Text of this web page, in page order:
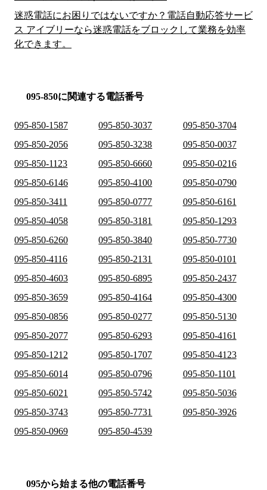
迷惑電話にお困りではないですか？電話自動応答サービ
ス アイブリーなら迷惑電話をブロックして業務を効率
化できます。
095-850に関連する電話番号
095-850-1587 095-850-3037
095-850-3704
095-850-2056
095-850-3238
095-850-0037
095-850-1123
095-850-6660
095-850-0216
095-850-6146
095-850-4100
095-850-0790
095-850-3411
095-850-0777
095-850-6161
095-850-4058
095-850-3181
095-850-1293
095-850-6260
095-850-3840
095-850-7730
095-850-4116
095-850-2131
095-850-0101
095-850-4603
095-850-6895
095-850-2437
095-850-3659
095-850-4164
095-850-4300
095-850-0856
095-850-0277
095-850-5130
095-850-2077
095-850-6293
095-850-4161
095-850-1212
095-850-1707
095-850-4123
095-850-6014
095-850-0796
095-850-1101
095-850-6021
095-850-5742
095-850-5036
095-850-3743
095-850-7731
095-850-3926
095-850-0969
095-850-4539
095から始まる他の電話番号